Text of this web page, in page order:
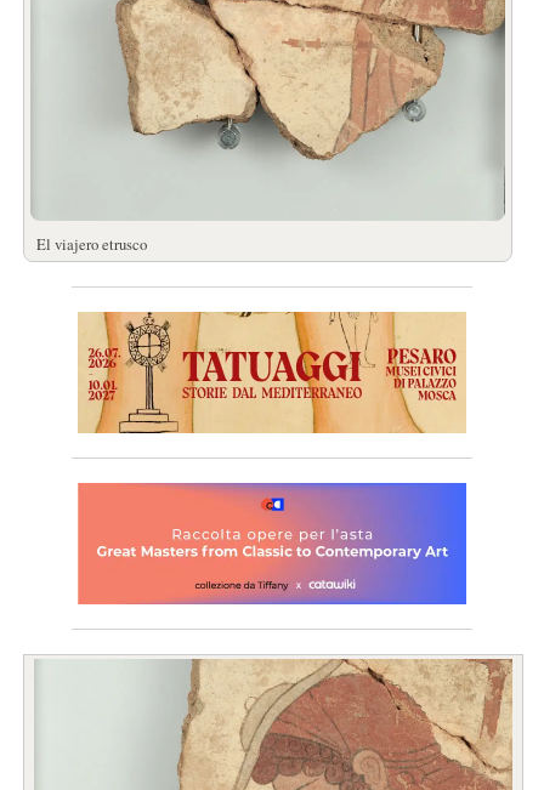
El viajero etrusco